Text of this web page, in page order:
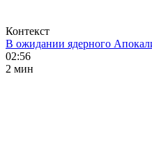
Контекст
В ожидании ядерного
02:56
2 мин